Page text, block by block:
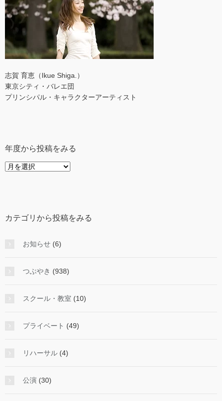
志賀 育恵（Ikue Shiga.）
東京シティ・バレエ団
プリンシパル・キャラクターアーティスト
年度から投稿をみる
年
稿
み
カテゴリから投稿をみる
お知らせ (6)
つぶやき (938)
スクール・教室 (10)
プライベート (49)
リハーサル (4)
公演 (30)